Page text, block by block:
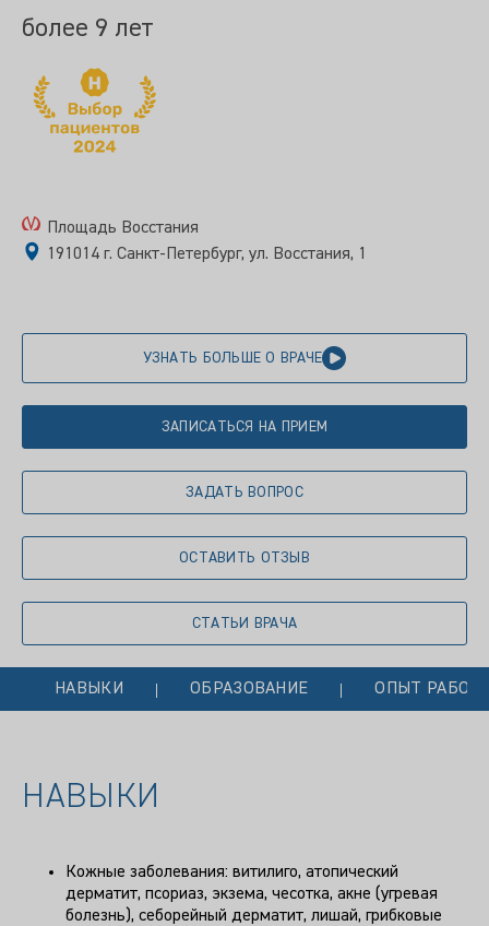
более 9 лет
Площадь Восстания
191014 г. Санкт-Петербург, ул. Восстания, 1
УЗНАТЬ БОЛЬШЕ О ВРАЧЕ
ЗАПИСАТЬСЯ НА ПРИЕМ
ЗАДАТЬ ВОПРОС
ОСТАВИТЬ ОТЗЫВ
СТАТЬИ ВРАЧА
НАВЫКИ ОБРАЗОВАНИЕ ОПЫТ
НАВЫКИ
Кожные заболевания: витилиго, атопический
дерматит, псориаз, экзема, чесотка, акне (угревая
болезнь), себорейный дерматит, лишай, грибковые